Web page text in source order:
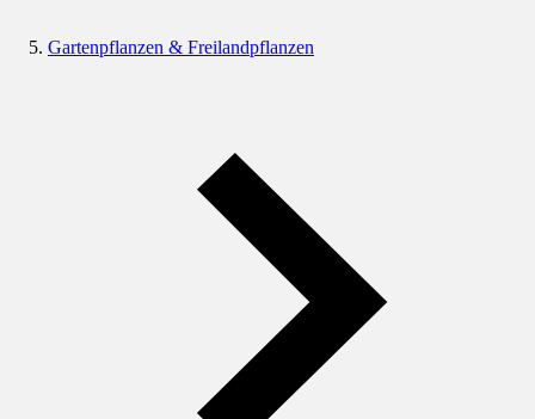
Gartenpflanzen & Freilandpflanzen